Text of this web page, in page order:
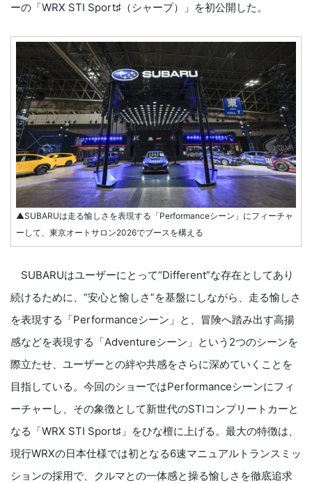
ーの「WRX STI Sport♯（シャープ）」を初公開した。
▲SUBARUは走る愉しさを表現する「Performanceシーン」にフィーチャ
ーして、東京オートサロン2026でブースを構える
SUBARUはユーザーにとって“Different”な存在としてあり
続けるために、“安心と愉しさ”を基盤にしながら、走る愉しさ
を表現する「Performanceシーン」と、冒険へ踏み出す高揚
感などを表現する「Adventureシーン」という2つのシーンを
際立たせ、ユーザーとの絆や共感をさらに深めていくことを
目指している。今回のショーではPerformanceシーンにフィ
ーチャーし、その象徴として新世代のSTIコンプリートカーと
なる「WRX STI Sport♯」をひな檀に上げる。最大の特徴は、
現行WRXの日本仕様では初となる6速マニュアルトランスミッ
ションの採用で、クルマとの一体感と操る愉しさを徹底追求